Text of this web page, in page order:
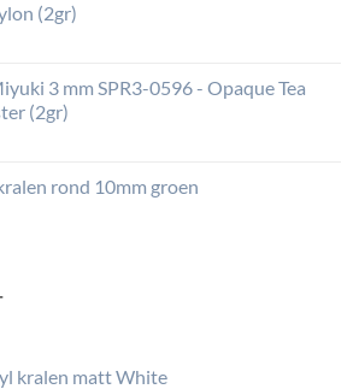
(2gr)
3 mm SPR3-0596 - Opaque Tea
(2gr)
rond 10mm groen
kralen matt White